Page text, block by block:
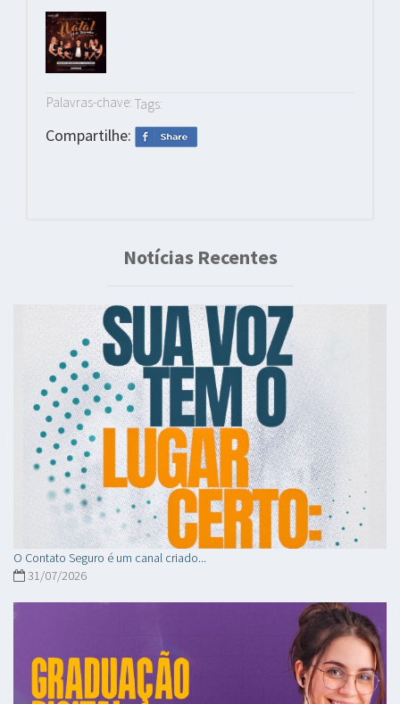
Palavras-chave: Tags:
Compartilhe:
Notícias Recentes
O Contato Seguro é um canal criado...
31/07/2026